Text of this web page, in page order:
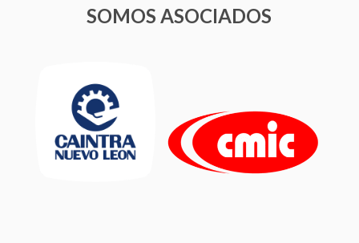
SOMOS ASOCIADOS